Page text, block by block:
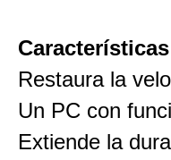
Restaura la
Un PC con
Extiende la